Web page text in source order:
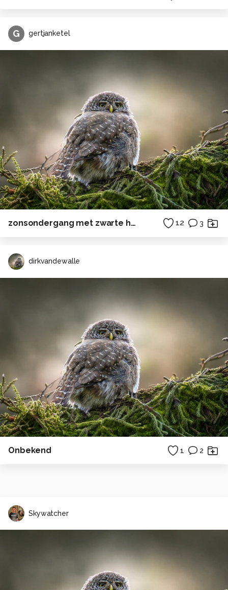
G gertjanketel
zonsondergang met zwarte heidelibel 12 3
dirkvandewalle
Onbekend 1 2
Skywatcher